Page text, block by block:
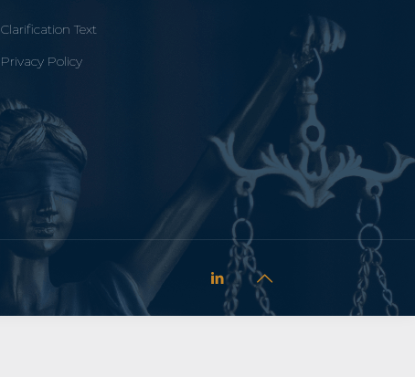
Clarification Text
Privacy Policy